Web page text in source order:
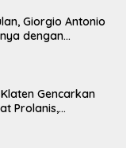
Giorgio Antonio
dengan
Gencarkan
Prolanis,